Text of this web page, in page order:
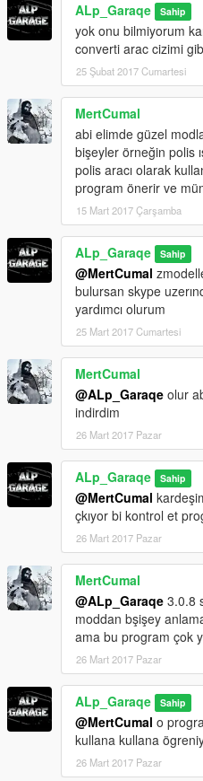
ALp_Garaqe Sahip
yok onu bilmiyorum
converti arac cizimi
25 Şubat 2017 Cumartesi
MertCumal
abi elimde güzel
bişeyler örneğin polis
polis aracı olarak
program önerir ve
15 Mart 2017 Çarşamba
ALp_Garaqe Sahip
@MertCumal
bulursan skype
yardımcı olurum
25 Mart 2017 Cumartesi
MertCumal
@ALp_Garaqe olur
indirdim
26 Mart 2017 Pazar
ALp_Garaqe Sahip
@MertCumal
çkıyor bi kontrol et
26 Mart 2017 Pazar
MertCumal
@ALp_Garaqe 3.0.8
moddan bşişey
ama bu program çok
26 Mart 2017 Pazar
ALp_Garaqe Sahip
@MertCumal o
kullana kullana
26 Mart 2017 Pazar